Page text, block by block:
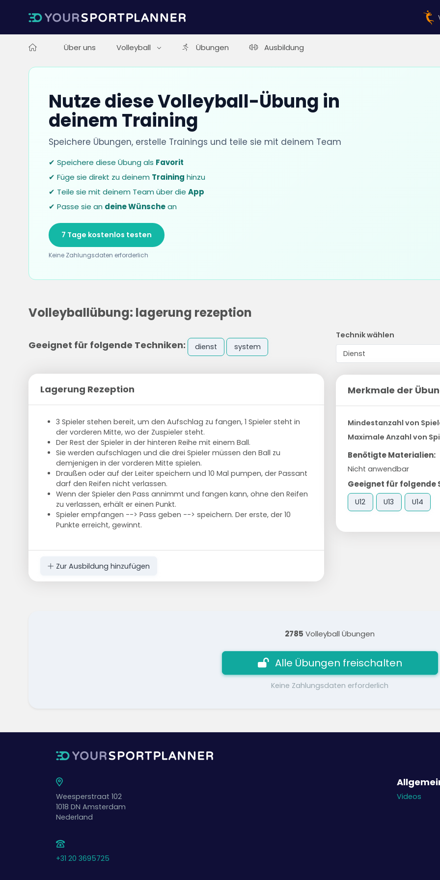
Über uns Volleyball Übungen Ausbildung
Nutze diese Volleyball-Übung in
deinem Training
Speichere Übungen, erstelle Trainings und teile sie mit deinem Team
✔ Speichere diese Übung als Favorit
✔ Füge sie direkt zu deinem Training hinzu
✔ Teile sie mit deinem Team über die App
✔ Passe sie an deine Wünschean
7 Tage kostenlos testen
Keine Zahlungsdaten erforderlich
Volleyballübung: lagerung rezeption
Geeignet für folgende Techniken: dienst system
Lagerung Rezeption
3 Spieler stehen bereit, um den Aufschlag zu fangen, 1 Spieler steht in
der vorderen Mitte, wo der Zuspieler steht.
Der Rest der Spieler in der hinteren Reihe mit einem Ball.
Sie werden aufschlagen und die drei Spieler müssen den Ball zu
demjenigen in der vorderen Mitte spielen.
Draußen oder auf der Leiter speichern und 10 Mal pumpen, der Passant
darf den Reifen nicht verlassen.
Wenn der Spieler den Pass annimmt und fangen kann, ohne den Reifen
zu verlassen, erhält er einen Punkt.
Spieler empfangen --> Pass geben --> speichern. Der erste, der 10
Punkte erreicht, gewinnt.
Zur Ausbildung hinzufügen
Technik wählen
Merkmale der
Mindestanzahl von
Maximale Anzahl von
Benötigte Materialien:
Nicht anwendbar
Geeignet für folgende
U12 U13 U14
2785 Volleyball Übungen
Alle Übungen freischalten
Keine Zahlungsdaten erforderlich
Weesperstraat 102
1018 DN Amsterdam
Nederland
+31 20 3695725
Videos